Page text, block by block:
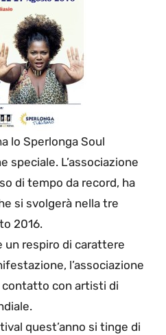
lo Sperlonga Soul
speciale. L’associazione
di tempo da record, ha
si svolgerà nella tre
2016.
un respiro di carattere
l’associazione
con artisti di
quest’anno si tinge di